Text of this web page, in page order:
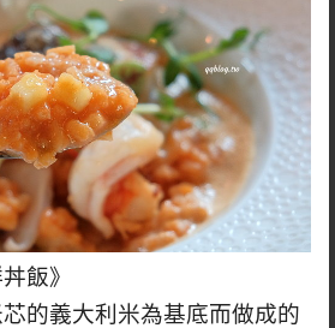
飯》
的義大利米為基底而做成的